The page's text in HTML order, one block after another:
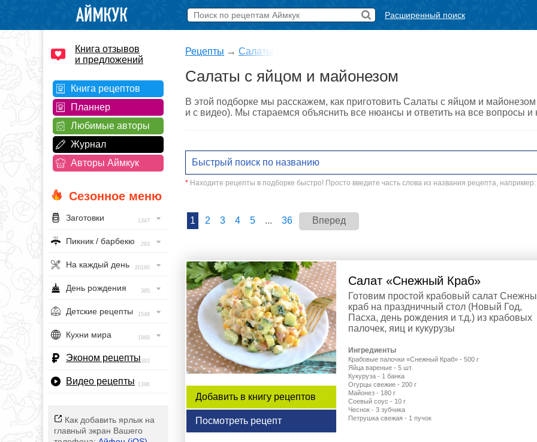
Расширенный поиск
Книга отзывов
и предложений
Книга рецептов
Планнер
Любимые авторы
Журнал
Авторы Аймкук
Сезонное меню
Заготовки 1347
Пикник / барбекю 293
На каждый день 20160
День рождения 385
Детские рецепты 1548
Кухни мира 1968
Эконом рецепты393
Видео рецепты 1396
Как добавить ярлык на
главный экран Вашего
Рецепты → Салаты
Салаты с яйцом и майонезом
В этой подборке мы расскажем, как приготовить Салаты с яйцом и
и с видео). Мы стараемся объяснить все нюансы и ответить на все вопросы и
* Находите рецепты в подборке быстро! Просто введите часть слова из названия рецепта, например:
1 2 3 4 5 ... 36 Вперед
Добавить в книгу рецептов
Посмотреть рецепт
Салат «Снежный Краб»
Готовим простой крабовый салат
краб на праздничный стол (Новый Год,
Пасха, день рождения и т.д.) из крабовых
палочек, яиц и кукурузы
Ингредиенты
Крабовые палочки «Снежный Краб» - 500 г
Яйца вареные - 5 шт.
Кукуруза - 1 банка
Огурцы свежие - 200 г
Майонез - 180 г
Соевый соус - 10 г
Чеснок - 3 зубчика
Петрушка свежая - 1 пучок